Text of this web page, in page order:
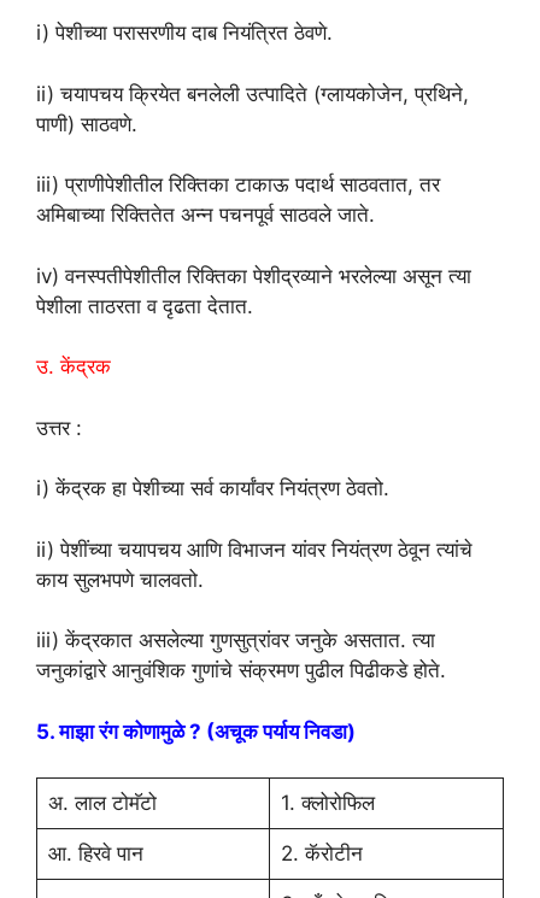
i) पेशीच्या परासरणीय दाब नियंत्रित ठेवणे.
ii) चयापचय क्रियेत बनलेली उत्पादिते (ग्लायकोजेन, प्रथिने,
पाणी) साठवणे.
iii) प्राणीपेशीतील रिक्तिका टाकाऊ पदार्थ साठवतात, तर
अमिबाच्या रिक्तितेत अन्न पचनपूर्व साठवले जाते.
iv) वनस्पतीपेशीतील रिक्तिका पेशीद्रव्याने भरलेल्या असून त्या
पेशीला ताठरता व दृढता देतात.
उ. केंद्रक
उत्तर :
i) केंद्रक हा पेशीच्या सर्व कार्यांवर नियंत्रण ठेवतो.
ii) पेशींच्या चयापचय आणि विभाजन यांवर नियंत्रण ठेवून त्यांचे
काय सुलभपणे चालवतो.
iii) केंद्रकात असलेल्या गुणसुत्रांवर जनुके असतात. त्या
जनुकांद्वारे आनुवंशिक गुणांचे संक्रमण पुढील पिढीकडे होते.
5. माझा रंग कोणामुळे ? (अचूक पर्याय निवडा)
अ. लाल टोमॅटो 1. क्लोरोफिल
आ. हिरवे पान 2. कॅरोटीन